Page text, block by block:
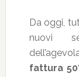
Da oggi,
nuovi
fattura